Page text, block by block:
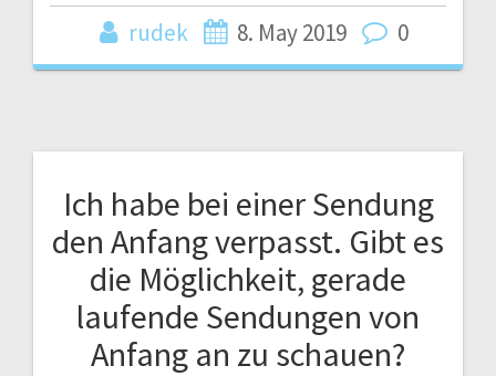
rudek 8. May 2019 0
Ich habe bei einer Sendung
den Anfang verpasst. Gibt es
die Möglichkeit, gerade
laufende Sendungen von
Anfang an zu schauen?